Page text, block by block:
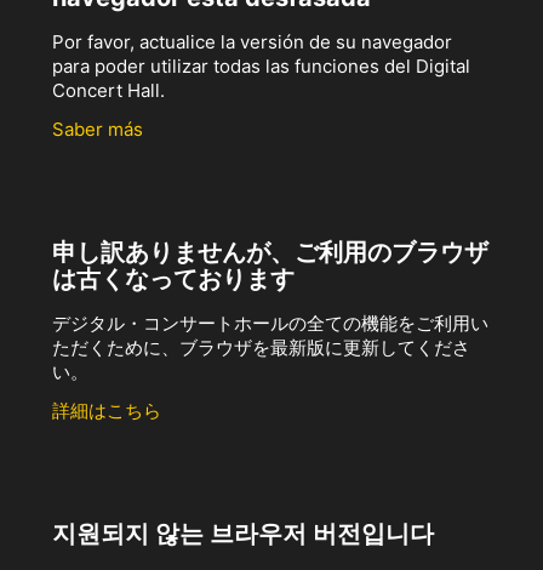
Por favor, actualice la versión de su navegador
para poder utilizar todas las funciones del Digital
Concert Hall.
Saber más
申し訳ありませんが、ご利用のブラウザ
は古くなっております
デジタル・コンサートホールの全ての機能をご利用い
ただくために、ブラウザを最新版に更新してくださ
い。
詳細はこちら
지원되지 않는 브라우저 버전입니다